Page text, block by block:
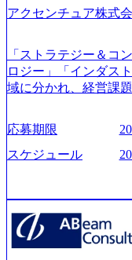
ジーズ、モチベーシ
m/@leveragesCh) レ
管理職種編 〜 (https://
UI) レバレジーズで
来黒字を維持し、急
円を目指す日本にも
ら黒字経営。年間
527843-d227-4df8-
age.googleapis.com/
es/
200x666.webp 年間
アクセンチュア株式
「ストラテジー＆コ
ロジー」「インダス
域に分かれ、経営課
グ領域からその実行
貫して支援する総合
において非常に良質
手掛けたプロジェク
るグローバル化」「
ィアン・ウエストウ
ンサルティング活動
社「ARISE analytics
応募期限
スケジュール